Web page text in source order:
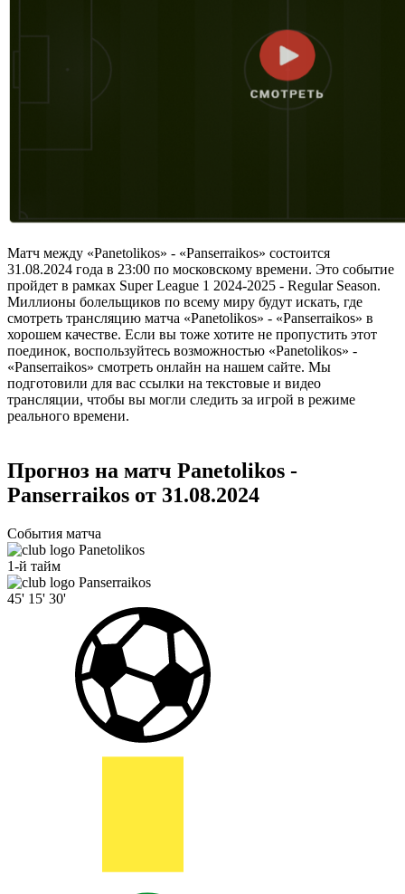
Матч между «Panetolikos» - «Panserraikos» состоится
31.08.2024 года в 23:00 по московскому времени. Это событие
пройдет в рамках Super League 1 2024-2025 - Regular Season.
Миллионы болельщиков по всему миру будут искать, где
смотреть трансляцию матча «Panetolikos» - «Panserraikos» в
хорошем качестве. Если вы тоже хотите не пропустить этот
поединок, воспользуйтесь возможностью «Panetolikos» -
«Panserraikos» смотреть онлайн на нашем сайте. Мы
подготовили для вас ссылки на текстовые и видео
трансляции, чтобы вы могли следить за игрой в режиме
реального времени.
Прогноз на матч Panetolikos -
Panserraikos от 31.08.2024
События матча
Panetolikos
1-й тайм
Panserraikos
45' 15' 30'